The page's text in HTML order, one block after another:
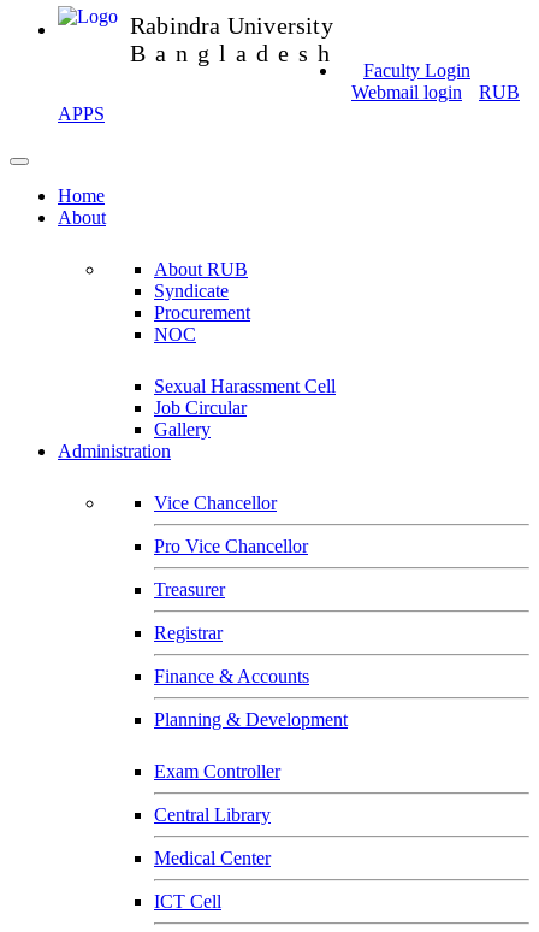
Rabindra University
Bangladesh
Faculty Login
Webmail login
RUB
APPS
Home
About
About RUB
Syndicate
Procurement
NOC
Sexual Harassment Cell
Job Circular
Gallery
Administration
Vice Chancellor
Pro Vice Chancellor
Treasurer
Registrar
Finance & Accounts
Planning & Development
Exam Controller
Central Library
Medical Center
ICT Cell